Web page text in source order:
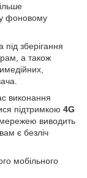
фоновому
під зберігання
а також
виконання
підтримкою 4G
виводить
є безліч
мобільного